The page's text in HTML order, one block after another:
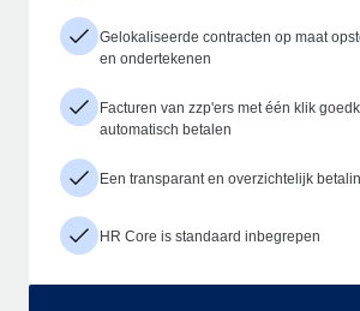
Gelokaliseerde contracten op maat
en ondertekenen
Facturen van zzp'ers met één klik
automatisch betalen
Een transparant en overzichtelijk
HR Core is standaard inbegrepen